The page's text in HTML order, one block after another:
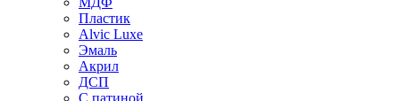
Пластик
Alvic Luxe
Эмаль
Акрил
ДСП
С патиной